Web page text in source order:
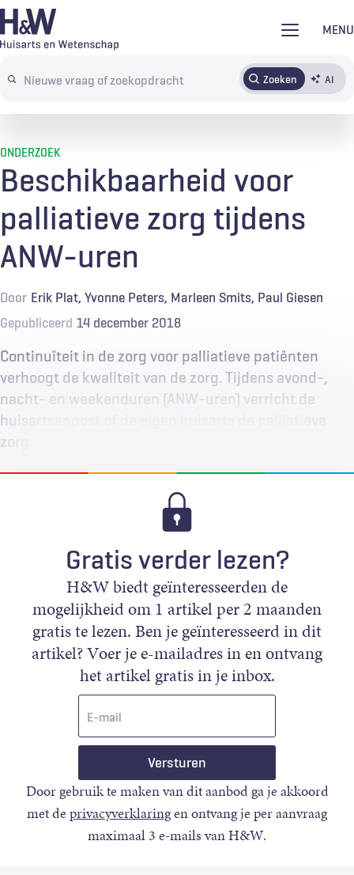
Overslaan
en
de
MENU
Search
terms
Zoeken AI
AbonnerenTijdschrift Inloggen
ONDERZOEK
Beschikbaarheid voor
palliatieve zorg tijdens
ANW-uren
Door Erik Plat Yvonne Peters Marleen Smits Paul Giesen
Gepubliceerd 14 december 2018
Continuïteit in de zorg voor palliatieve patiënten
verhoogt de kwaliteit van de zorg. Tijdens avond-,
nacht- en weekenduren (ANW-uren) verricht de
huisartsenpost of de eigen huisarts de palliatieve
zorg.
Gratis verder lezen?
H&W biedt geïnteresseerden de
mogelijkheid om 1 artikel per 2 maanden
gratis te lezen. Ben je geïnteresseerd in dit
artikel? Voer je e-mailadres in en ontvang
het artikel gratis in je inbox.
Door gebruik te maken van dit aanbod ga je akkoord
met deprivacyverklaringen ontvang je per aanvraag
maximaal 3 e-mails van H&W.